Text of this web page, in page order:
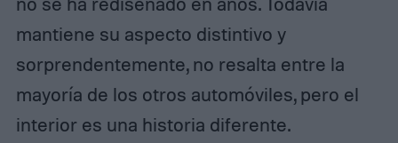
mantiene su aspecto distintivo y
sorprendentemente, no resalta entre la
mayoría de los otros automóviles, pero el
interior es una historia diferente.